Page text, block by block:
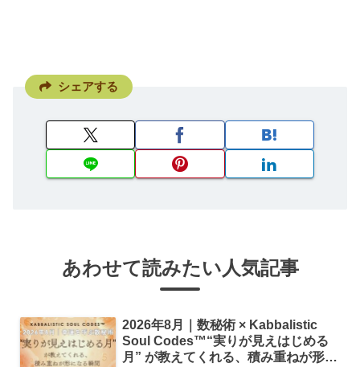
シェアする
あわせて読みたい人気記事
2026年8月｜数秘術 × Kabbalistic
Soul Codes™“実りが見えはじめる
月” が教えてくれる、積み重ねが形に